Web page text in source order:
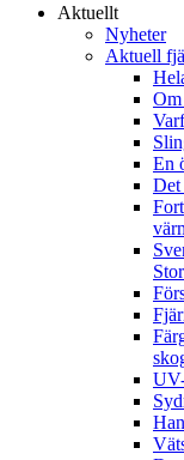
Aktuellt
Nyheter
Aktuell
Om
En
Det